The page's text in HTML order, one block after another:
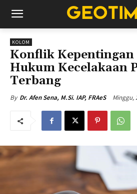
KOLOM
Konflik Kepentingan
Hukum Kecelakaan
Terbang
By Dr. Afen Sena, M.Si. IAP, FRAeS Minggu,